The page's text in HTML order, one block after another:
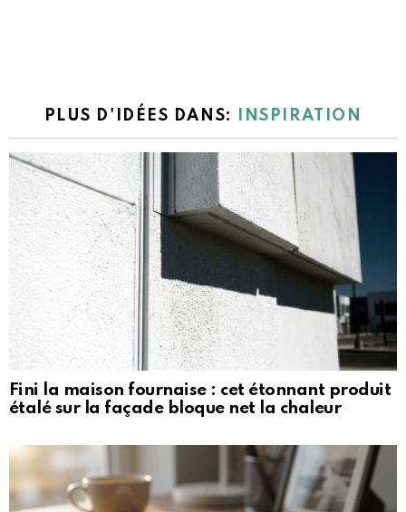
PLUS D'IDÉES DANS: INSPIRATION
Fini la maison fournaise : cet étonnant produit
étalé sur la façade bloque net la chaleur